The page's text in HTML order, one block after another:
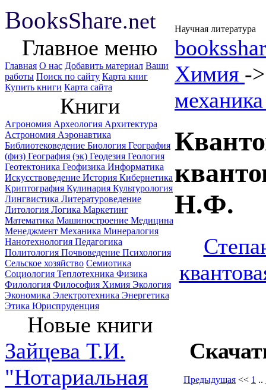
BooksShare.net Научная литература
Главное меню
Главная О нас Добавить материал Ваши
работы Поиск по сайту Карта книг
Купить книги Карта сайта
Книги
Агрономия Археология Архитектура
Астрономия Аэронавтика
Библиотековедение Биология География
(физ) География (эк) Геодезия Геология
Геотектоника Геофизика Информатика
Искусствоведение История Кибернетика
Криптография Кулинария Культурология
Лингвистика Литературоведение
Литология Логика Маркетинг
Математика Машиностроение Медицина
Менеджмент Механика Минералогия
Нанотехнология Педагогика
Политология Почвоведение Психология
Сельское хозяйство Семиотика
Социология Теплотехника Физика
Филология Философия Химия Экология
Экономика Электротехника Энергетика
Этика Юриспруденция
Новые книги
Зайцева Т.И.
"Нотариальная
Химия -
Н.Ф.
Предыдущая << 1 ..